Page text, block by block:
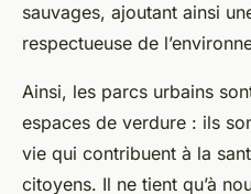
sauvages, ajoutant ainsi
respectueuse de
Ainsi, les parcs urbains
espaces de verdure : ils
vie qui contribuent à la
citoyens. Il ne tient qu’à